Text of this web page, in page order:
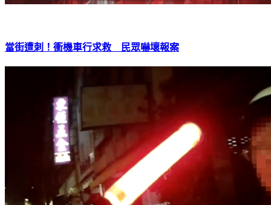
當街遭刺！衝機車行求救 民眾嚇壞報案